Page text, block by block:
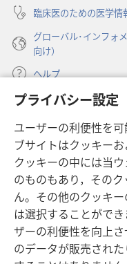
プライバシー設定
ユーザーの利便性を
ブサイトはクッキーお
クッキーの中には当
のものもあり，その
ん。その他のクッキ
は選択することがで
ザーの利便性を向上
のデータが販売され
臨床医のための医学情
グローバル･インフォ
向け）
ヘルプ
寄付
し
い
タ
ブ
で
開
く）
ものみの塔 オンライ
（新
し
い
タ
ブ
で
開
く）
JW Hub ®
（新
し
い
タ
ブ
で
JW Library ®
Watchtower Library®